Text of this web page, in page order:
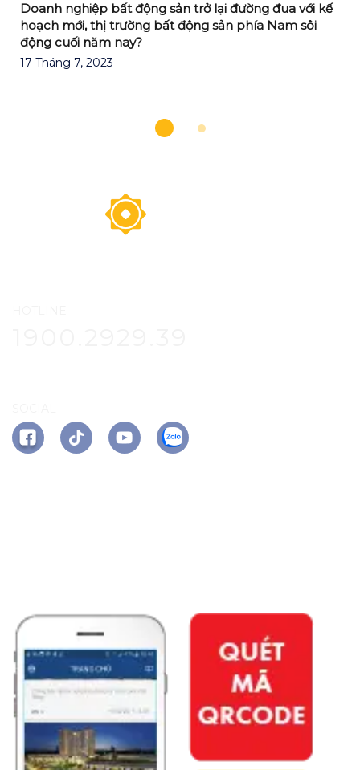
Doanh nghiệp bất động sản trở lại đường đua với kế
hoạch mới, thị trường bất động sản phía Nam sôi
động cuối năm nay?
17 Tháng 7, 2023